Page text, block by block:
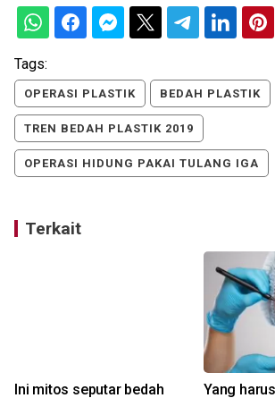
Tags:
OPERASI PLASTIK BEDAH PLASTIK
TREN BEDAH PLASTIK 2019
OPERASI HIDUNG PAKAI TULANG IGA
Terkait
Ini mitos seputar bedah Yang